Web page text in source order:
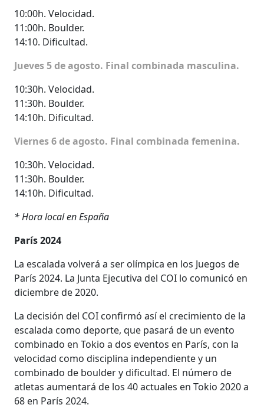
10:00h. Velocidad.
11:00h. Boulder.
14:10. Dificultad.
Jueves 5 de agosto. Final combinada masculina.
10:30h. Velocidad.
11:30h. Boulder.
14:10h. Dificultad.
Viernes 6 de agosto. Final combinada femenina.
10:30h. Velocidad.
11:30h. Boulder.
14:10h. Dificultad.
* Hora local en España
París 2024
La escalada volverá a ser olímpica en los Juegos de
París 2024. La Junta Ejecutiva del COI lo comunicó en
diciembre de 2020.
La decisión del COI confirmó así el crecimiento de la
escalada como deporte, que pasará de un evento
combinado en Tokio a dos eventos en París, con la
velocidad como disciplina independiente y un
combinado de boulder y dificultad. El número de
atletas aumentará de los 40 actuales en Tokio 2020 a
68 en París 2024.